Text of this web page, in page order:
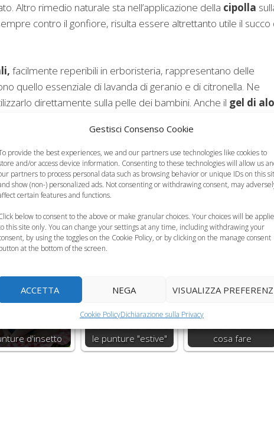
Gestisci Consenso Cookie
provide the best experiences, we and our partners use technologies like cookies to
and/or access device information. Consenting to these technologies will allow us
partners to process personal data such as browsing behavior or unique IDs on this
show (non-) personalized ads. Not consenting or withdrawing consent, may
certain features and functions.
below to consent to the above or make granular choices. Your choices will be
this site only. You can change your settings at any time, including withdrawing your
by using the toggles on the Cookie Policy, or by clicking on the manage consent
at the bottom of the screen.
ACCETTA NEGA VISUALIZZA
Cookie PolicyDichiarazione sulla Privacy
Altro rimedio naturale sta nell’applicazione della cipolla
contro il gonfiore, risulta essere altrettanto utile il succo
facilmente reperibili in erboristeria, rappresentano delle
quello essenziale di lavanda di geranio e di citronella. Ne
direttamente sulla pelle dei bambini. Anche il gel di
azione lenitiva sulla pelle.
naturali contro le zanzare permessi in gravidanza,quelli
di tracine e meduseecome curare e prevenire le punture di
d'insetto
Zanzare, meduse e
le punture "estive"
Allergie da punture
cosa fare